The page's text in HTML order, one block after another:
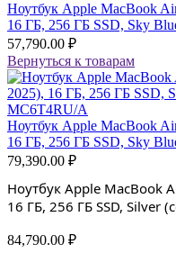
Ноутбук Apple MacBook
16 ГБ, 256 ГБ SSD, Sky
57,790.00 ₽
Вернуться к товарам
Ноутбук Apple MacBook
16 ГБ, 256 ГБ SSD, Sky
79,390.00 ₽
Ноутбук Apple MacBook
16 ГБ, 256 ГБ SSD, Silver
84,790.00 ₽